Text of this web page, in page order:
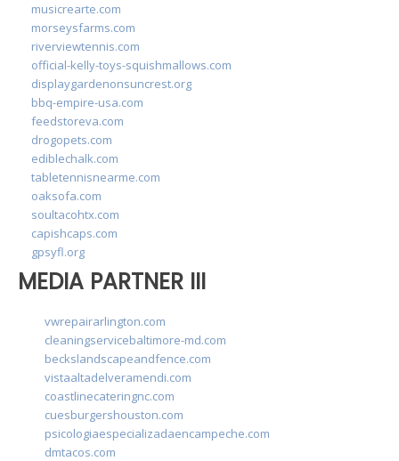
musicrearte.com
morseysfarms.com
riverviewtennis.com
official-kelly-toys-squishmallows.com
displaygardenonsuncrest.org
bbq-empire-usa.com
feedstoreva.com
drogopets.com
ediblechalk.com
tabletennisnearme.com
oaksofa.com
soultacohtx.com
capishcaps.com
gpsyfl.org
MEDIA PARTNER III
vwrepairarlington.com
cleaningservicebaltimore-md.com
beckslandscapeandfence.com
vistaaltadelveramendi.com
coastlinecateringnc.com
cuesburgershouston.com
psicologiaespecializadaencampeche.com
dmtacos.com